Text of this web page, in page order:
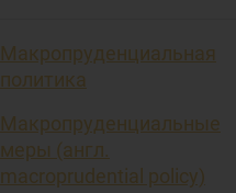
Макропруденциальная
политика
Макропруденциальные
меры (англ.
macroprudential policy)